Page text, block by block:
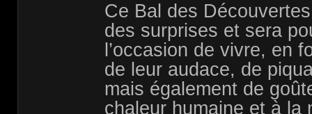
Ce Bal des
des surprises et sera
l’occasion de vivre, en
de leur audace, de
mais également de
chaleur humaine et à la